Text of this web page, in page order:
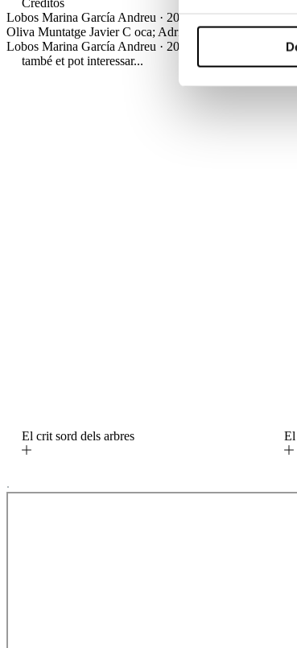
Lobos Marina García Andreu · 2023 / Curtmetratge /
Oliva Muntatge Javier C oca; Adrià Pérez; Marina G.
Lobos Marina García Andreu · 2023 / Curtmetratge /
també et pot interessar...
El crit sord dels arbres El